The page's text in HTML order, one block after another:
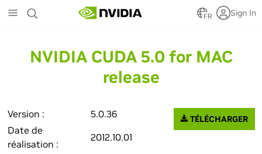
to
FR Sign In
NVIDIA CUDA 5.0 for MAC
release
Version :
5.0.36
Date de
réalisation :
2012.10.01
TÉLÉCHARGER